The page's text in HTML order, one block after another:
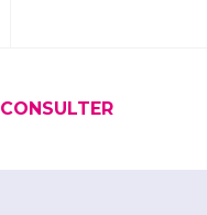
CONSULTER